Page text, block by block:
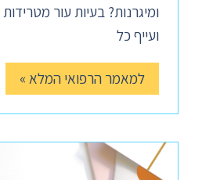
ומיגרנות? בעיות עור
ועייף כל
למאמר הרפואי המלא »